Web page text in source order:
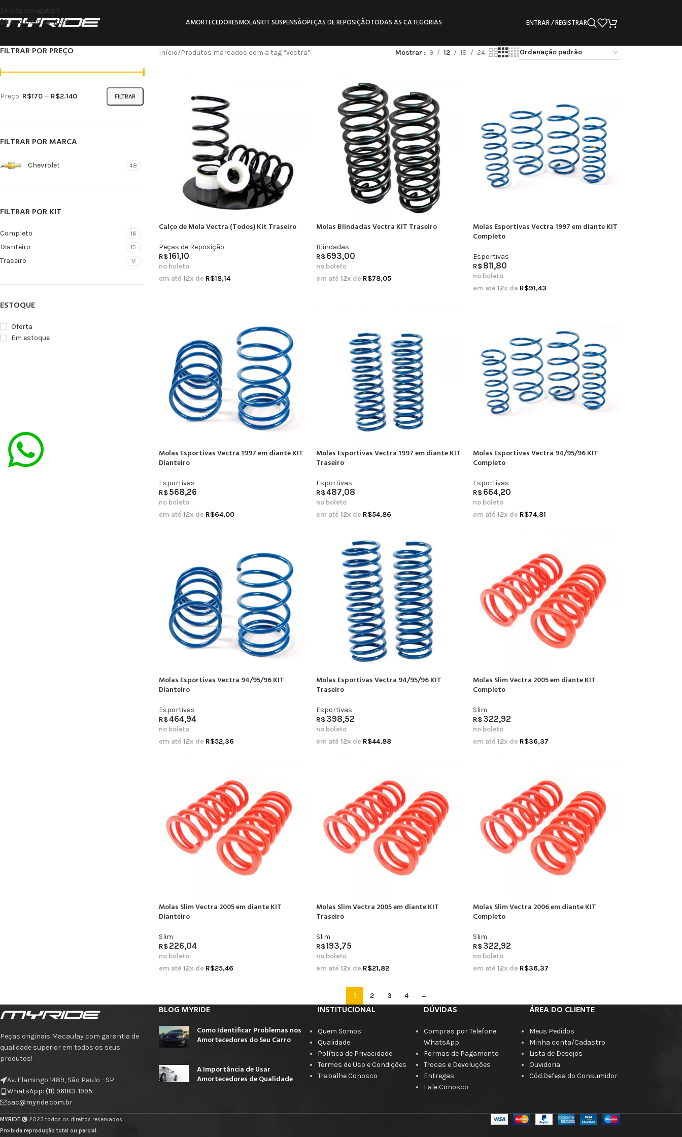
Skip to navigation
Skip to main content
AMORTECEDORESMOLASKIT SUSPENSÃOPEÇAS DE REPOSIÇÃOTODAS AS CATEGORIAS ENTRAR / REGISTRAR
FILTRAR POR PREÇO
FILTRAR
Preço: R$170— R$2.140
FILTRAR POR MARCA
Chevrolet 48
FILTRAR POR KIT
Completo 16
Dianteiro 15
Traseiro 17
ESTOQUE
Oferta
Em estoque
Início Produtos marcados com a tag “vectra” Mostrar 9 12 18 24
Calço de Mola Vectra (Todos) Kit Traseiro
Peças de Reposição
R$161,10
no boleto
em até 12x de R$18,14
Molas Blindadas Vectra KIT Traseiro
Blindadas
R$693,00
no boleto
em até 12x de R$78,05
Molas Esportivas Vectra 1997 em diante KIT
Completo
Esportivas
R$811,80
no boleto
em até12x de R$91,43
Molas Esportivas Vectra 1997 em diante KIT
Dianteiro
Esportivas
R$568,26
no boleto
em até 12x de R$64,00
Molas Esportivas Vectra 1997 em diante KIT
Traseiro
Esportivas
R$487,08
no boleto
em até 12x de R$54,86
Molas Esportivas Vectra 94/95/96 KIT
Completo
Esportivas
R$664,20
no boleto
em até12x de R$74,81
Molas Esportivas Vectra 94/95/96 KIT
Dianteiro
Esportivas
R$464,94
no boleto
em até 12x de R$52,36
Molas Esportivas Vectra 94/95/96 KIT
Traseiro
Esportivas
R$398,52
no boleto
em até 12x de R$44,88
Molas Slim Vectra 2005 em diante KIT
Completo
Slim
R$322,92
no boleto
em até12x de R$36,37
Molas Slim Vectra 2005 em diante KIT
Dianteiro
Slim
R$226,04
no boleto
em até 12x de R$25,46
Molas Slim Vectra 2005 em diante KIT
Traseiro
Slim
R$193,75
no boleto
em até 12x de R$21,82
Molas Slim Vectra 2006 em diante KIT
Completo
Slim
R$322,92
no boleto
em até12x de R$36,37
1 2 3 4 →
Peças originais Macaulay com garantia de
qualidade superior em todos os seus
produtos!
Av. Flamingo 1489, São Paulo - SP
WhatsApp: (11) 96183-1995
sac@myride.com.br
BLOG MYRIDE
Como Identificar Problemas nos
Amortecedores do Seu Carro
A Importância de Usar
Amortecedores de Qualidade
INSTITUCIONAL
Quem Somos
Qualidade
Política de Privacidade
Termos de Uso e Condições
Trabalhe Conosco
DÚVIDAS
Compras por Telefone
WhatsApp
Formas de Pagamento
Trocas e Devoluções
Entregas
Fale Conosco
ÁREA DO CLIENTE
Meus Pedidos
Minha conta/Cadastro
Lista de Desejos
Ouvidoria
Cód.Defesa do Consumidor
MYRIDE
2023 todos os direitos reservados.
Proibida reprodução total ou parcial.